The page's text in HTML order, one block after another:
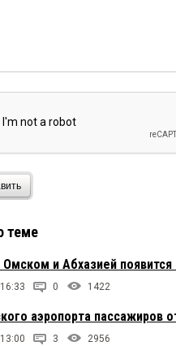
теме
и Абхазией
0 1422
аэропорта пассажиров
3 2956